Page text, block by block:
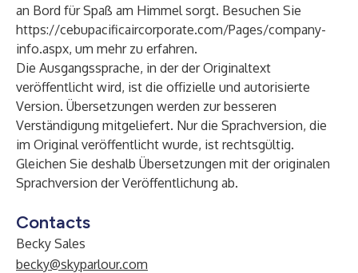
an Bord für Spaß am Himmel sorgt. Besuchen Sie
https://cebupacificaircorporate.com/Pages/company-
info.aspx, um mehr zu erfahren.
Die Ausgangssprache, in der der Originaltext
veröffentlicht wird, ist die offizielle und autorisierte
Version. Übersetzungen werden zur besseren
Verständigung mitgeliefert. Nur die Sprachversion, die
im Original veröffentlicht wurde, ist rechtsgültig.
Gleichen Sie deshalb Übersetzungen mit der originalen
Sprachversion der Veröffentlichung ab.
Contacts
Becky Sales
becky@skyparlour.com